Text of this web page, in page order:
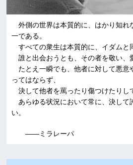
外側の世界は本質的に、はかり知れ
一である。
すべての衆生は本質的に、イダムと
誰と出会おうとも、その者を敬い、
たとえ一瞬でも、他者に対して悪意
ってはならず、
決して他者を罵ったり傷つけたりし
あらゆる状況において常に、決して
い。
――ミラレーパ